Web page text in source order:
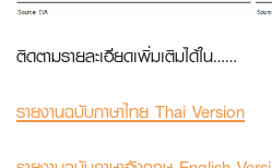
ติดตามรายละเอียดเพิ่มเติมได้ใน……
รายงานฉบับภาษาไทย Thai Version